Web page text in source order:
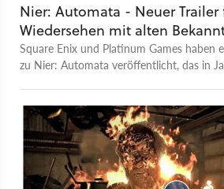
Nier: Automata - Neuer Trailer
Wiedersehen mit alten
Square Enix und Platinum Games haben
zu Nier: Automata veröffentlicht, das in
stellt uns die wichtigsten Charakteren
und wir dürfen zudem ein Wiedersehen
aus dem Vorgänger feiern. Mit dabei sind
Pod 042 und Pod 153, der Commander,
Operator 210, Adam, Eve sowie Pascal.